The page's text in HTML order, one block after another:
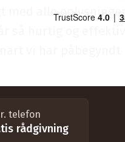
alle oplysninger
telefon
rådgivning